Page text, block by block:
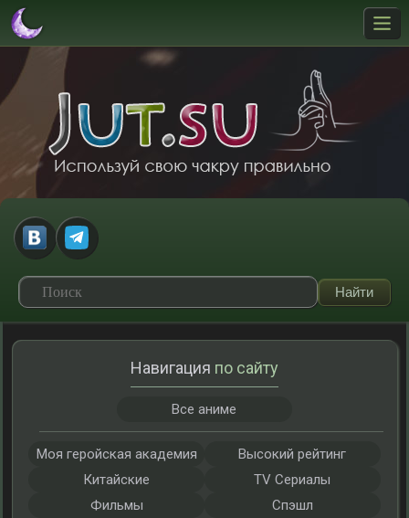
Навигация по сайту
Все аниме
Моя геройская академия
Высокий рейтинг
Китайские
TV Сериалы
Фильмы
Спэшл